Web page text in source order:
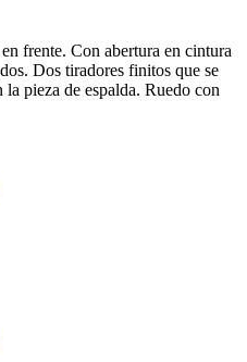
frente. Con abertura en cintura
Dos tiradores finitos que se
pieza de espalda. Ruedo con